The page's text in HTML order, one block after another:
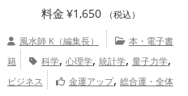
料金 ¥1,650 （税込）
風水師 K（編集長）
本・電子書
籍
科学, 心理学, 統計学, 量子力学,
ビジネス 金運アップ, 総合運・全体